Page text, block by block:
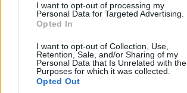
I want to opt-out of processing my
Personal Data for Targeted Advertising.
Opted In
I want to opt-out of Collection, Use,
Retention, Sale, and/or Sharing of my
Personal Data that Is Unrelated with the
Purposes for which it was collected.
Opted Out